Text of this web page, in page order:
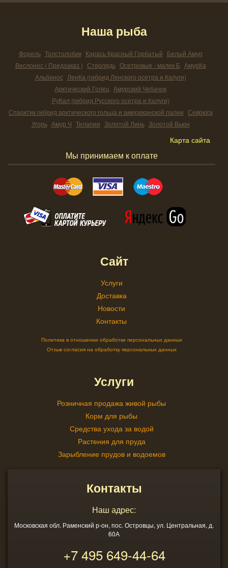
Наша рыба
Форель Толстолобик Карась Красный Горбатый Белый Амур
Веслонос ( Предзаказ ) Стерлядь Осетровые - малек Б АмурКа
Альбинос ЛенКа (гибрид Ленского осетра и Калуги)
Арктический Голец Амурский Чебачок
РуКал (гибрид Русского осетра и Калуги)
Спарктик гибрид арктического гольца и американской палии Севрюга
Угорь Амур Ч Тилапия Золотой Линь Золотой Вьюн
Карта сайта
Мы принимаем к оплате
Сайт
Услуги
Доставка
Новости
Контакты
Политика в отношении обработки персональных данных
Отзыв согласия на обработку персональных данных
Услуги
Розничная продажа живой рыбы
Корм для рыбы
Средства ухода за водой
Растения для пруда
Зарыбление прудов и водоемов
Контакты
Наш адрес:
Московская обл. Раменский р-он, пос. Островцы, ул. Центральная, д.
60А
+7 495649-44-64